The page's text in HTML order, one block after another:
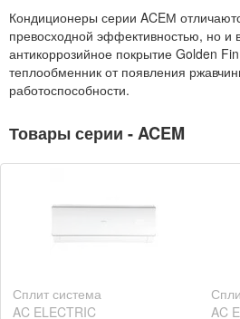
Кондиционеры серии ACEМ
превосходной эффективностью, но и
антикоррозийное покрытие Golden
теплообменник от появления
работоспособности.
Товары серии - ACEM
Сплит система
AC ELECTRIC
AC